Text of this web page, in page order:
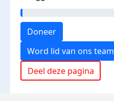
Doneer
Word lid van ons team
Deel deze pagina